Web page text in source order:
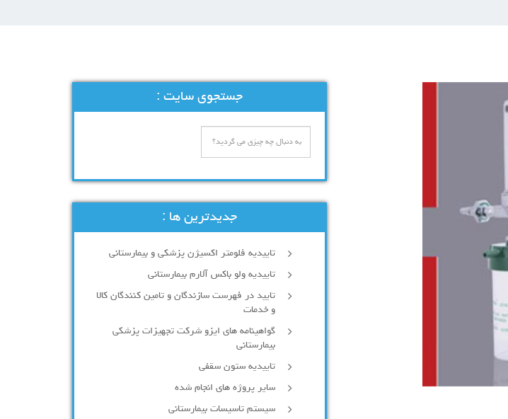
جستجوی سایت :
جدیدترین ها :
تاییدیه فلومتر اکسیژن پزشکی و بیمارستانی
تاییدیه ولو باکس آلارم بیمارستانی
تایید در فهرست سازندگان و تامین کنندگان کالا
و خدمات
گواهینامه های ایزو شرکت تجهیزات پزشکی
بیمارستانی
تاییدیه ستون سقفی
سایر پروژه های انجام شده
سیستم تاسیسات بیمارستانی